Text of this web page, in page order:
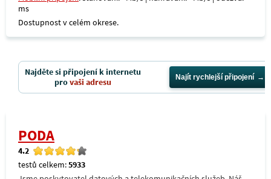
ms
Dostupnost v celém okrese.
Najděte si připojení k internetu
provaši adresu Najít rychlejší připojení
PODA
4.2
testů celkem:5933